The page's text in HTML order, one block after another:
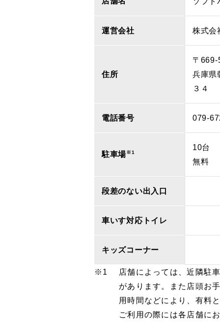
運営会社 株式会
住所
〒669-
兵庫県
３４
電話番号 079-
駐車場※1
10台
無料
段差のない出入口
車いす対応トイレ
キッズコーナー
店舗によっては、近隣駐
があります。また店頭お
用時間などにより、有料
ご利用の際には各店舗に